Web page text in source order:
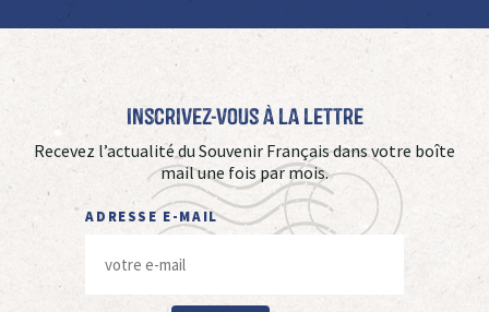
Inscrivez-vous à La Lettre
Recevez l’actualité du Souvenir Français dans votre boîte
mail une fois par mois.
ADRESSE E-MAIL